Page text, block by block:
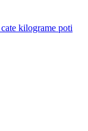
kilograme poti